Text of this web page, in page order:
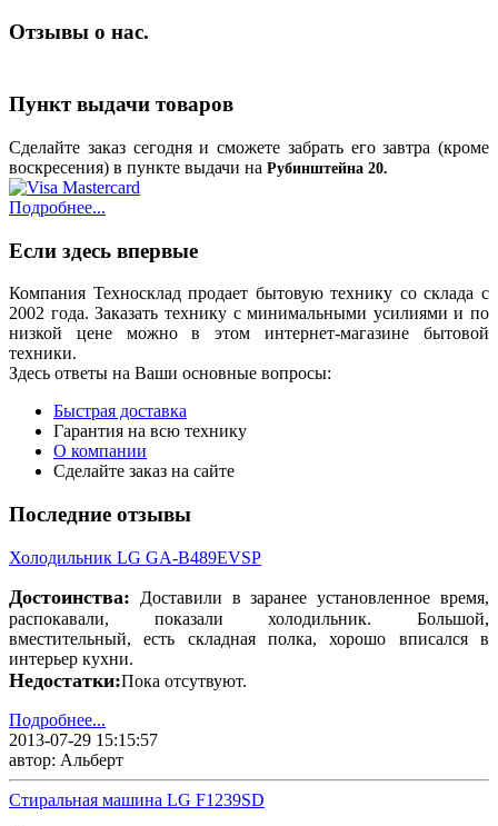
Отзывы о нас.
Пункт выдачи товаров
Сделайте заказ сегодня и сможете забрать его завтра (кроме
воскресения) в пункте выдачи на Рубинштейна 20.
Подробнее...
Если здесь впервые
Компания Техносклад продает бытовую технику со склада с
2002 года. Заказать технику с минимальными усилиями и по
низкой цене можно в этом интернет-магазине бытовой
техники.
Здесь ответы на Ваши основные вопросы:
Быстрая доставка
Гарантия на всю технику
О компании
Сделайте заказ на сайте
Последние отзывы
Холодильник LG GA-B489EVSP
Достоинства: Доставили в заранее установленное время,
распокавали, показали холодильник. Большой,
вместительный, есть складная полка, хорошо вписался в
интерьер кухни.
Недостатки:Пока отсутвуют.
Подробнее...
2013-07-29 15:15:57
автор: Альберт
Стиральная машина LG F1239SD